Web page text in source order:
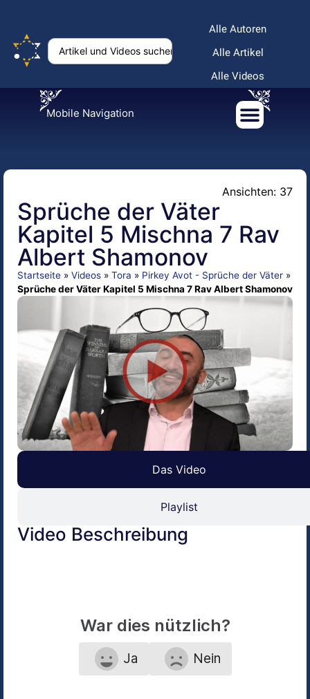
Alle Autoren
Alle Artikel
Alle Videos
Mobile Navigation
Ansichten: 37
Sprüche der Väter
Kapitel 5 Mischna 7 Rav
Albert Shamonov
Startseite » Videos » Tora » Pirkey Avot - Sprüche der Väter »
Sprüche der Väter Kapitel 5 Mischna 7 Rav Albert Shamonov
Das Video
Playlist
Video Beschreibung
War dies nützlich?
Ja Nein